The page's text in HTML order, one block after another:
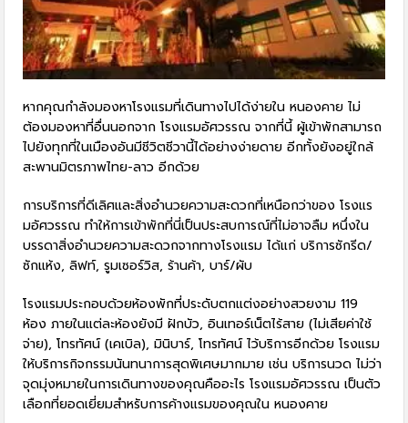
หากคุณกำลังมองหาโรงแรมที่เดินทางไปได้ง่ายใน หนองคาย ไม่
ต้องมองหาที่อื่นนอกจาก โรงแรมอัศวรรณ จากที่นี้ ผู้เข้าพักสามารถ
ไปยังทุกที่ในเมืองอันมีชีวิตชีวานี้ได้อย่างง่ายดาย อีกทั้งยังอยู่ใกล้
สะพานมิตรภาพไทย-ลาว อีกด้วย
การบริการที่ดีเลิศและสิ่งอำนวยความสะดวกที่เหนือกว่าของ โรงแร
มอัศวรรณ ทำให้การเข้าพักที่นี่เป็นประสบการณ์ที่ไม่อาจลืม หนึ่งใน
บรรดาสิ่งอำนวยความสะดวกจากทางโรงแรม ได้แก่ บริการซักรีด/
ซักแห้ง, ลิฟท์, รูมเซอร์วิส, ร้านค้า, บาร์/ผับ
โรงแรมประกอบด้วยห้องพักที่ประดับตกแต่งอย่างสวยงาม 119
ห้อง ภายในแต่ละห้องยังมี ฝักบัว, อินเทอร์เน็ตไร้สาย (ไม่เสียค่าใช้
จ่าย), โทรทัศน์ (เคเบิล), มินิบาร์, โทรทัศน์ ไว้บริการอีกด้วย โรงแรม
ให้บริการกิจกรรมนันทนาการสุดพิเศษมากมาย เช่น บริการนวด ไม่ว่า
จุดมุ่งหมายในการเดินทางของคุณคืออะไร โรงแรมอัศวรรณ เป็นตัว
เลือกที่ยอดเยี่ยมสำหรับการค้างแรมของคุณใน หนองคาย